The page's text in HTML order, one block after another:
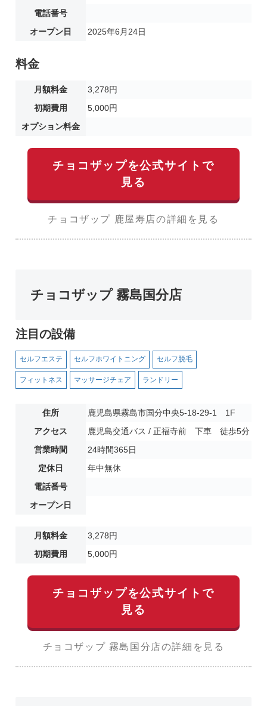
電話番号
オープン日
2025年6月24日
料金
月額料金
3,278円
初期費用
5,000円
オプション料金
チョコザップを公式サイトで
見る
チョコザップ 鹿屋寿店の詳細を見る
チョコザップ 霧島国分店
注目の設備
セルフエステ セルフホワイトニング セルフ脱毛
フィットネス マッサージチェア ランドリー
住所
鹿児島県霧島市国分中央5-18-29-1 1F
アクセス
鹿児島交通バス / 正福寺前 下車 徒歩5分
営業時間
24時間365日
定休日
年中無休
電話番号
オープン日
月額料金
3,278円
初期費用
5,000円
チョコザップを公式サイトで
見る
チョコザップ 霧島国分店の詳細を見る